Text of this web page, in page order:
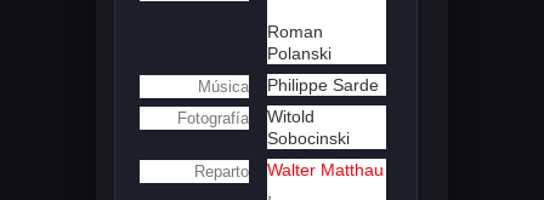
Roman
Polanski
Música Philippe Sarde
Fotografía
Witold
Sobocinski
Reparto
Walter Matthau